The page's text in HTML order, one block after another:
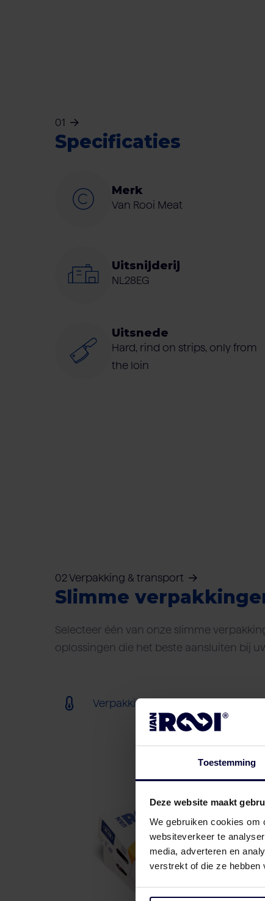
Toestemming
Deze website maakt
We gebruiken cookies om
websiteverkeer te
media, adverteren en
verstrekt of die ze hebben
01
Specificaties
Merk
Van Rooi Meat
Uitsnijderij
NL28EG
Uitsnede
Hard, rind on strips, only from
the loin
02 Verpakking & transport
Slimme
Selecteer één van onze slimme
oplossingen die het beste aansluiten bij
Verpakking (bevroren) (< 18ºC)